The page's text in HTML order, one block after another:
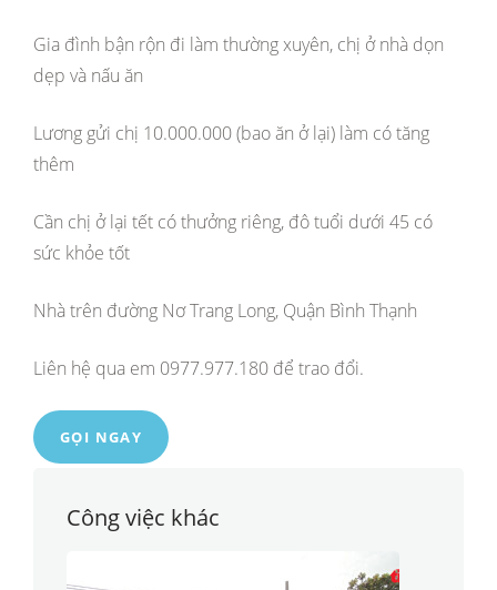
Gia đình bận rộn đi làm thường xuyên, chị ở nhà dọn
dẹp và nấu ăn
Lương gửi chị 10.000.000 (bao ăn ở lại) làm có tăng
thêm
Cần chị ở lại tết có thưởng riêng, đô tuổi dưới 45 có
sức khỏe tốt
Nhà trên đường Nơ Trang Long, Quận Bình Thạnh
Liên hệ qua em 0977.977.180 để trao đổi.
GỌI NGAY
Công việc khác